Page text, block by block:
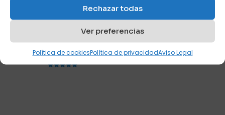
Rechazar todas
Ver preferencias
Política de cookiesPolítica de privacidadAviso Legal
Correo
electrónico*
Mueble cama abatible
con cama articulada
Ref: V5